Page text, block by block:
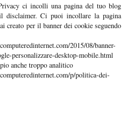
ci incolli una pagina del tuo blog
disclaimer. Ci puoi incollare la pagina
creato per il banner dei cookie seguendo
2015/08/banner-
personalizzare-desktop-mobile.html
anche troppo analitico
p/politica-dei-